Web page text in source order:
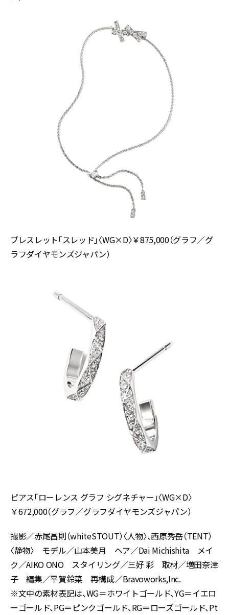
ブレスレット「スレッド」〈WG×D〉￥875,000（グラフ／グ
ラフダイヤモンズジャパン）
ピアス「ローレンス グラフ シグネチャー」〈WG×D〉
￥672,000（グラフ／グラフダイヤモンズジャパン）
撮影／赤尾昌則（whiteSTOUT）〈人物〉、西原秀岳（TENT）
〈静物〉 モデル／山本美月 ヘア／Dai Michishita メイ
ク／AIKO ONO スタイリング／三好 彩 取材／増田奈津
子 編集／平賀鈴菜 再構成／Bravoworks,Inc.
※文中の素材表記は、WG＝ホワイトゴールド、YG＝イエロ
ーゴールド、PG＝ピンクゴールド、RG＝ローズゴールド、Pt